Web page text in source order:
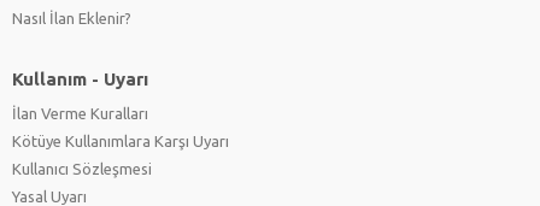
Nasıl İlan Eklenir?
Kullanım - Uyarı
İlan Verme Kuralları
Kötüye Kullanımlara Karşı Uyarı
Kullanıcı Sözleşmesi
Yasal Uyarı